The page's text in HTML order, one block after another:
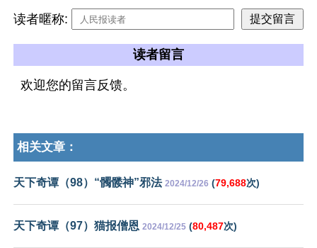
读者暱称:
读者留言
欢迎您的留言反馈。
相关文章：
天下奇谭（98）“髑髅神”邪法 2024/12/26 (79,688次)
天下奇谭（97）猫报僧恩 2024/12/25 (80,487次)